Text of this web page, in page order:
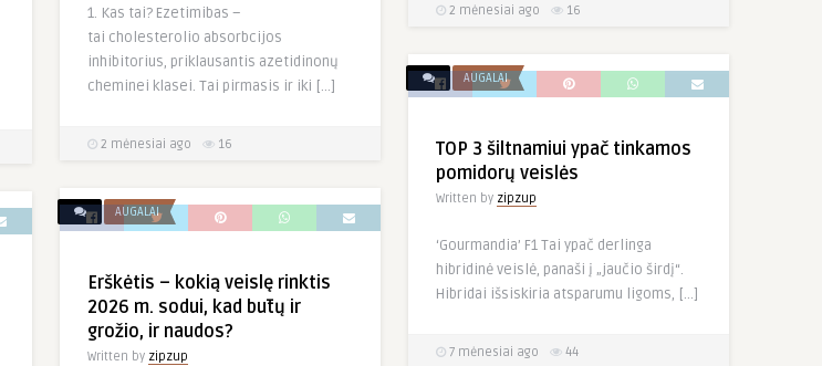
1. Kas tai? Ezetimibas –
tai cholesterolio absorbcijos
inhibitorius, priklausantis azetidinonų
cheminei klasei. Tai pirmasis ir iki […]
2 mėnesiai ago 16
2 mėnesiai ago 16
AUGALAI
TOP 3 šiltnamiui ypač tinkamos
pomidorų veislės
Written by zipzup
‘Gourmandia’ F1 Tai ypač derlinga
hibridinė veislė, panaši į „jaučio širdį“.
Hibridai išsiskiria atsparumu ligoms, […]
7 mėnesiai ago 44
AUGALAI
Erškėtis – kokią veislę rinktis
2026 m. sodui, kad būtų ir
grožio, ir naudos?
Written by zipzup